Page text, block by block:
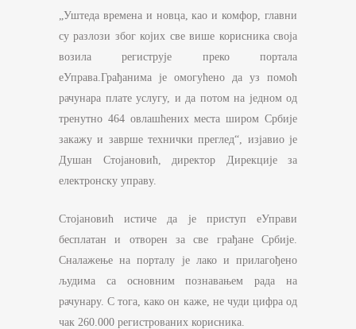
„Уштеда времена и новца, као и комфор, главни
су разлози због којих све више корисника своја
возила региструје преко портала
еУправа.Грађанима је омогућено да уз помоћ
рачунара плате услугу, и да потом на једном од
тренутно 464 овлашћених места широм Србије
закажу и заврше технички преглед“, изјавио је
Душан Стојановић, директор Дирекције за
електронску управу.
Стојановић истиче да је приступ еУправи
бесплатан и отворен за све грађане Србије.
Сналажење на порталу је лако и прилагођено
људима са основним познавањем рада на
рачунару. С тога, како он каже, не чуди цифра од
чак 260.000 регистрованих корисника.